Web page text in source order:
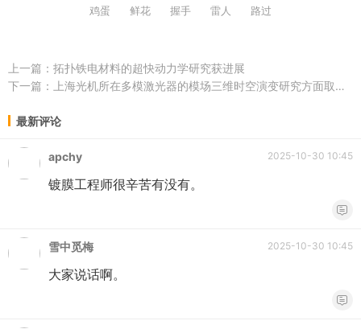
鸡蛋 鲜花 握手 雷人 路过
上一篇： 拓扑铁电材料的超快动力学研究获进展
下一篇：
上海光机所在多模激光器的模场三维时空演变研究方面取得进展
最新评论
apchy 2025-10-30 10:45
镀膜工程师很辛苦有没有。
雪中觅梅 2025-10-30 10:45
大家说话啊。